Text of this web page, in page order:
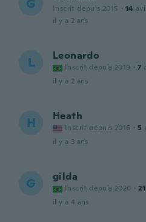
G Inscrit depuis 2015 · 14
il y a 2 ans
L Leonardo
Inscrit depuis 2019 · 7
il y a 2 ans
H Heath
Inscrit depuis 2016 · 5
il y a 3 ans
G gilda
Inscrit depuis 2020 · 21
il y a 4 ans